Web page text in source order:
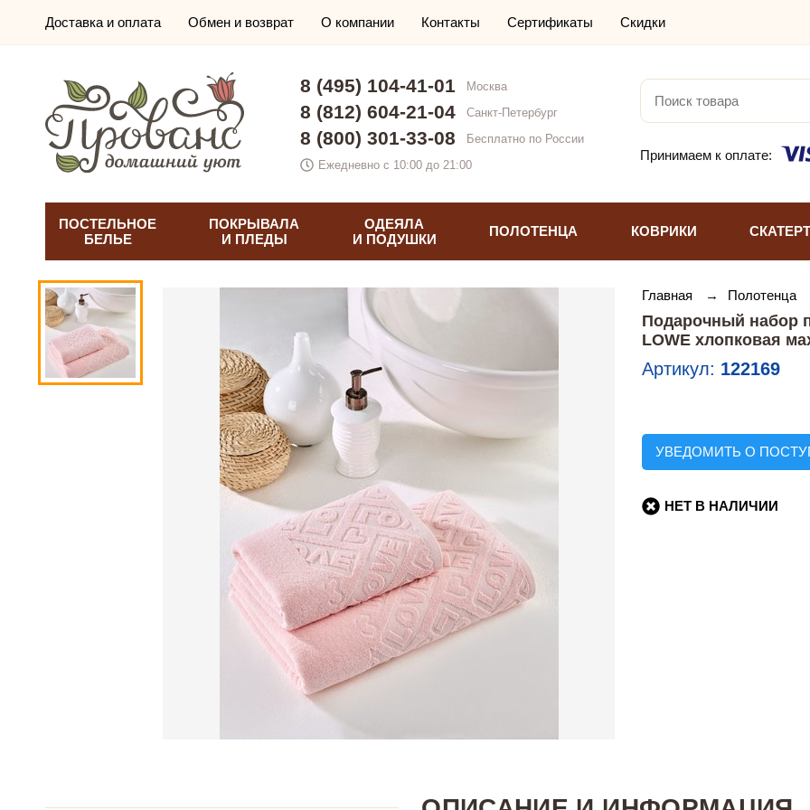
Доставка и оплата Обмен и возврат О компании Контакты Сертификаты Скидки
8 (495) 104-41-01 Москва
8 (812) 604-21-04 Санкт-Петербург
8 (800) 301-33-08
Бесплатно по России
Ежедневно с 10:00 до 21:00
Принимаем к оплате:
ПОСТЕЛЬНОЕ
БЕЛЬЕ
ПОКРЫВАЛА
И ПЛЕДЫ
ОДЕЯЛА
И ПОДУШКИ
ПОЛОТЕНЦА КОВРИКИ
Главная → Полотенца
Подарочный набор
LOWE хлопковая
Артикул: 122169
УВЕДОМИТЬ О
НЕТ В НАЛИЧИИ